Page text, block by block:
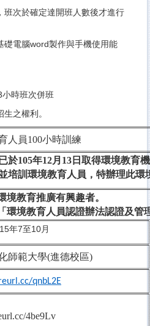
班次於確定達開班人數後才進行
礎電腦word製作與手機使用能
時班次併班
之權利。
人員100小時訓練
於105年12月13日取得環境教育
培訓環境教育人員，特辦理此
境教育推廣有興趣者。
環境教育人員認證辦法認證及
年7至10月
師範大學(進德校區)
qnbL2E
4be9Lv